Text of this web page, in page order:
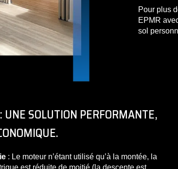
Pour plus
EPMR
sol
UNE SOLUTION PERFORMANTE,
: Le moteur n’étant utilisé qu’à la montée, la